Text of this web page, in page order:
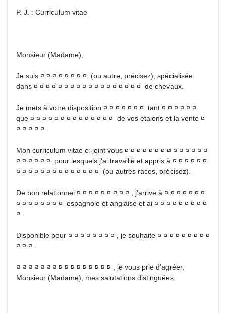
P. J. : Curriculum vitae
Monsieur (Madame),
Je suis ¤ ¤ ¤ ¤ ¤ ¤ ¤ ¤ (ou autre, précisez), spécialisée
dans ¤ ¤ ¤ ¤ ¤ ¤ ¤ ¤ ¤ ¤ ¤ ¤ ¤ ¤ ¤ ¤ ¤ ¤ de chevaux.
Je mets à votre disposition ¤ ¤ ¤ ¤ ¤ ¤ ¤ tant ¤ ¤ ¤ ¤ ¤ ¤
que ¤ ¤ ¤ ¤ ¤ ¤ ¤ ¤ ¤ ¤ ¤ ¤ ¤ ¤ de vos étalons et la vente ¤
¤ ¤ ¤ ¤ ¤ .
Mon curriculum vitae ci-joint vous ¤ ¤ ¤ ¤ ¤ ¤ ¤ ¤ ¤ ¤ ¤ ¤ ¤ ¤
¤ ¤ ¤ ¤ ¤ ¤ pour lesquels j'ai travaillé et appris à ¤ ¤ ¤ ¤ ¤ ¤
¤ ¤ ¤ ¤ ¤ ¤ ¤ ¤ ¤ ¤ ¤ ¤ ¤ ¤ (ou autres races, précisez).
De bon relationnel ¤ ¤ ¤ ¤ ¤ ¤ ¤ ¤ ¤ , j'arrive à ¤ ¤ ¤ ¤ ¤ ¤ ¤
¤ ¤ ¤ ¤ ¤ ¤ ¤ ¤ espagnole et anglaise et ai ¤ ¤ ¤ ¤ ¤ ¤ ¤ ¤ ¤
¤ .
Disponible pour ¤ ¤ ¤ ¤ ¤ ¤ ¤ ¤ , je souhaite ¤ ¤ ¤ ¤ ¤ ¤ ¤ ¤ ¤
¤ ¤ ¤ .
¤ ¤ ¤ ¤ ¤ ¤ ¤ ¤ ¤ ¤ ¤ ¤ ¤ ¤ ¤ ¤ , je vous prie d'agréer,
Monsieur (Madame), mes salutations distinguées.